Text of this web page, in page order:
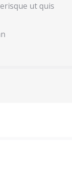
ut quis